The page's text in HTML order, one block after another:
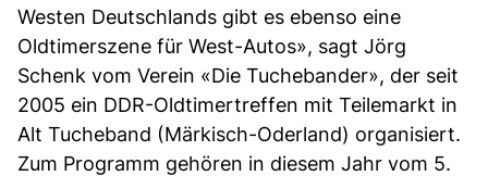
Westen Deutschlands gibt es ebenso eine
Oldtimerszene für West-Autos», sagt Jörg
Schenk vom Verein «Die Tuchebander», der seit
2005 ein DDR-Oldtimertreffen mit Teilemarkt in
Alt Tucheband (Märkisch-Oderland) organisiert.
Zum Programm gehören in diesem Jahr vom 5.